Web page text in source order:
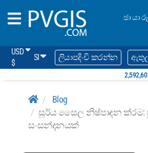
USD
$
SI ලියාපදිංචි කරන්න
Blog
සූර්ය සෛල නිෂ්පාදන ක්රම:
සංසන්දනයක්